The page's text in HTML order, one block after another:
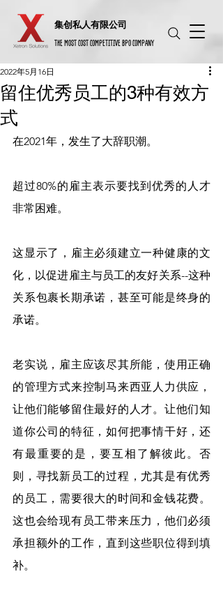
​集创私人有限公司
THE MOST COST COMPETITIVE BPO COMPANY
留住优秀员工的3种有效方
式
2022年5月16日
在2021年，发生了大辞职潮。
超过80%的雇主表示要找到优秀的人才
非常困难。
这显示了，雇主必须建立一种健康的文
化，以促进雇主与员工的友好关系--这种
关系包裹长期承诺，甚至可能是终身的
承诺。
老实说，雇主应该尽其所能，使用正确
的管理方式来控制马来西亚人力供应，
让他们能够留住最好的人才。让他们知
道你公司的特征，如何把事情干好，还
有最重要的是，要互相了解彼此。否
则，寻找新员工的过程，尤其是有优秀
的员工，需要很大的时间和金钱花费。
这也会给现有员工带来压力，他们必须
承担额外的工作，直到这些职位得到填
补。